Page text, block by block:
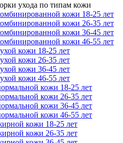
ухода по типам кожи
кожи 18-25 лет
кожи 26-35 лет
кожи 36-45 лет
кожи 46-55 лет
кожи 18-25 лет
кожи 26-35 лет
кожи 36-45 лет
кожи 46-55 лет
кожи 18-25 лет
кожи 26-35 лет
кожи 36-45 лет
кожи 46-55 лет
кожи 18-25 лет
кожи 26-35 лет